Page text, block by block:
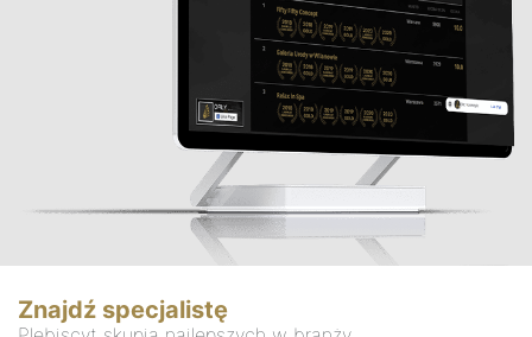
Znajdź specjalistę